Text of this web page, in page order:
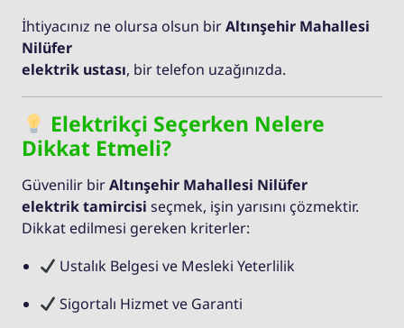
İhtiyacınız ne olursa olsun birAltınşehir Mahallesi
Nilüfer
elektrik ustası, bir telefon uzağınızda.
Elektrikçi Seçerken Nelere
Dikkat Etmeli?
Güvenilir birAltınşehir Mahallesi Nilüfer
elektrik tamircisi seçmek, işin yarısını çözmektir.
Dikkat edilmesi gereken kriterler:
Ustalık Belgesi ve Mesleki Yeterlilik
Sigortalı Hizmet ve Garanti